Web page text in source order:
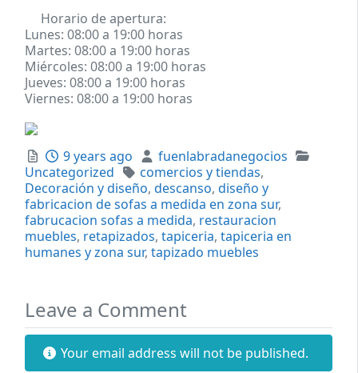
Horario de apertura:
Lunes: 08:00 a 19:00 horas
Martes: 08:00 a 19:00 horas
Miércoles: 08:00 a 19:00 horas
Jueves: 08:00 a 19:00 horas
Viernes: 08:00 a 19:00 horas
Posted
9 years ago Author
fuenlabradanegocios
Uncategorized
Tags
comercios y tiendas,
Decoración y diseño, descanso, diseño y
fabricacion de sofas a medida en zona sur,
fabrucacion sofas a medida, restauracion
muebles, retapizados, tapiceria, tapiceria en
humanes y zona sur, tapizado muebles
Leave a Comment
Your email address will not be published.